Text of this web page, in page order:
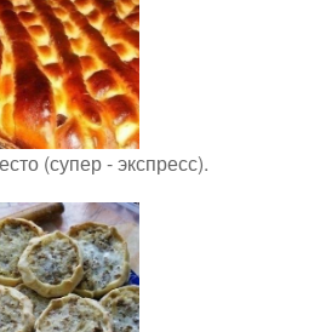
(супер - экспресс).